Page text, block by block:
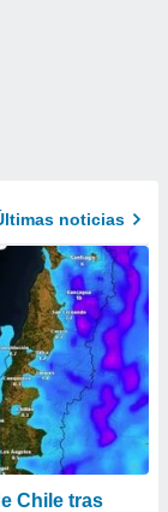
noticias
Chile tras